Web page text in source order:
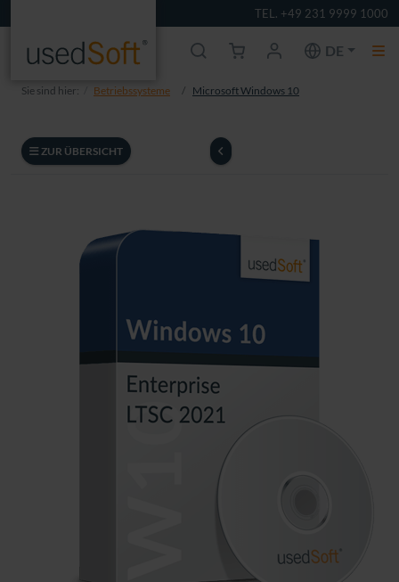
TEL. +49 231 9999 1000
DE
Sie sind hier: Betriebssysteme Microsoft Windows 10
ZUR ÜBERSICHT